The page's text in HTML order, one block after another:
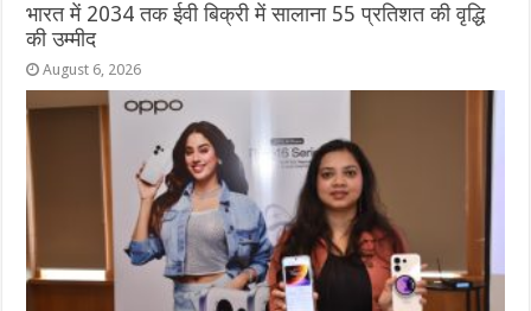
भारत में 2034 तक ईवी बिक्री में सालाना 55 प्रतिशत की वृद्धि
की उम्मीद
August 6, 2026